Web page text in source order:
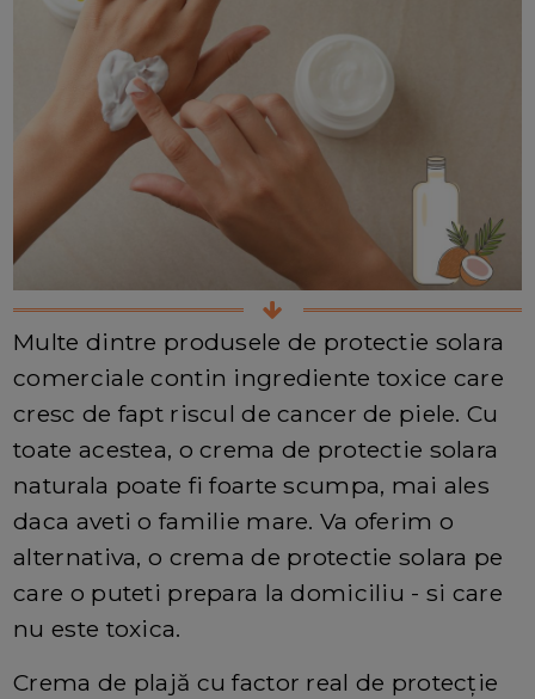
Multe dintre produsele de protectie solara
comerciale contin ingrediente toxice care
cresc de fapt riscul de cancer de piele. Cu
toate acestea, o crema de protectie solara
naturala poate fi foarte scumpa, mai ales
daca aveti o familie mare. Va oferim o
alternativa, o crema de protectie solara pe
care o puteti prepara la domiciliu - si care
nu este toxica.
Crema de plajă cu factor real de protecție